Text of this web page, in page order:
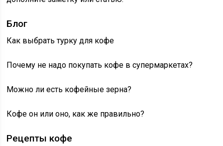
Блог
Как выбрать турку для кофе
Почему не надо покупать кофе в супермаркетах?
Можно ли есть кофейные зерна?
Кофе он или оно, как же правильно?
Рецепты кофе